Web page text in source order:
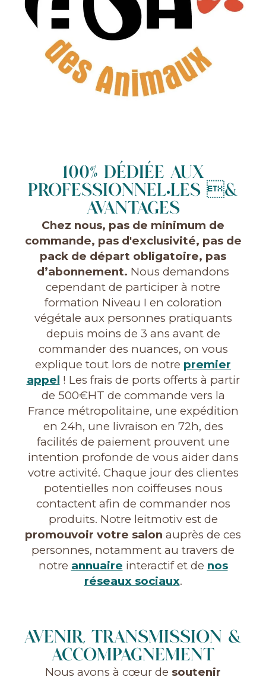
100% DÉDIÉE AUX
PROFESSIONNEL•LES &
AVANTAGES
Chez nous, pas de minimum de
commande, pas d'exclusivité, pas de
pack de départ obligatoire, pas
d’abonnement. Nous demandons
cependant de participer à notre
formation Niveau I en coloration
végétale aux personnes pratiquants
depuis moins de 3 ans avant de
commander des nuances, on vous
explique tout lors de notre premier
appel ! Les frais de ports offerts à partir
de 500€HT de commande vers la
France métropolitaine, une expédition
en 24h, une livraison en 72h, des
facilités de paiement prouvent une
intention profonde de vous aider dans
votre activité. Chaque jour des clientes
potentielles non coiffeuses nous
contactent afin de commander nos
produits. Notre leitmotiv est de
promouvoir votre salon auprès de ces
personnes, notamment au travers de
notre annuaire interactif et de nos
réseaux sociaux.
AVENIR, TRANSMISSION &
ACCOMPAGNEMENT
Nous avons à cœur de soutenir